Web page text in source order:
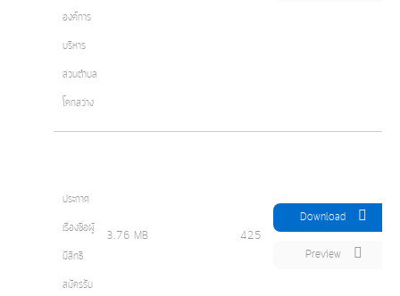
องค์การ
บริหาร
ส่วนตำบล
โคกสว่าง
ประกาศ
เรื่องชื่อผู้
มีสิทธิ
สมัครรับ
3.76 MB 425
Download
Preview